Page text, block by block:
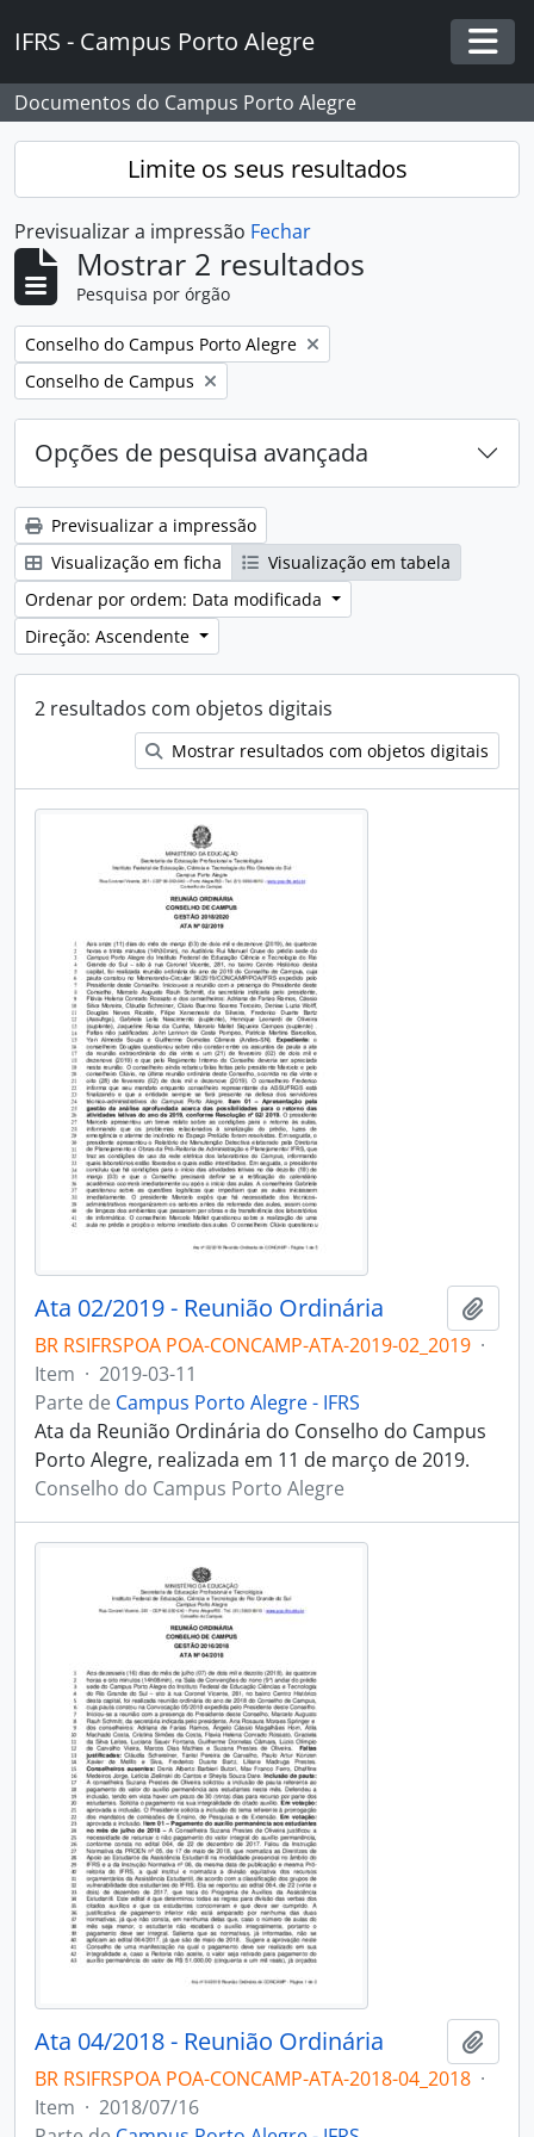
IFRS - Campus Porto Alegre
Documentos do Campus Porto Alegre
Limite os seus resultados
Previsualizar a impressão Fechar
Mostrar 2 resultados
Pesquisa por órgão
Remover filtro:
Conselho do Campus Porto Alegre
Remover filtro:
Conselho de Campus
Opções de pesquisa avançada
Previsualizar a impressão
Visualização em ficha
Visualização em tabela
Ordenar por ordem: Data modificada
Direção: Ascendente
2 resultados com objetos digitais
Mostrar resultados com objetos digitais
Ata 02/2019 - Reunião Ordinária
BR RSIFRSPOA POA-CONCAMP-ATA-2019-02_2019 ·
Item · 2019-03-11
Parte de Campus Porto Alegre - IFRS
Ata da Reunião Ordinária do Conselho do Campus
Porto Alegre, realizada em 11 de março de 2019.
Conselho do Campus Porto Alegre
Ata 04/2018 - Reunião Ordinária
BR RSIFRSPOA POA-CONCAMP-ATA-2018-04_2018 ·
Item · 2018/07/16